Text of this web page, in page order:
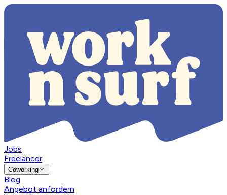
Jobs
Freelancer
Coworking
Blog
Angebot anfordern